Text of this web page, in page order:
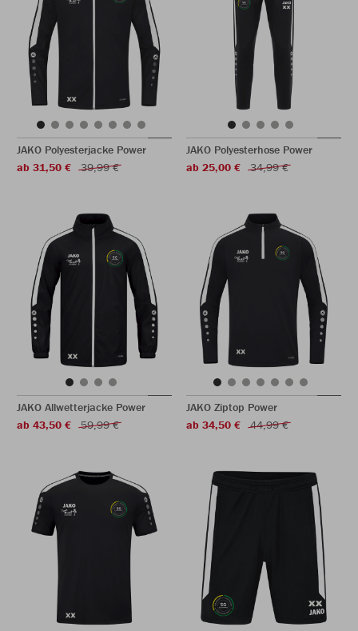
JAKO Polyesterjacke Power
ab 31,50 €
39,99 €
JAKO Polyesterhose Power
ab 25,00 €
34,99 €
JAKO Allwetterjacke Power
ab 43,50 €
59,99 €
JAKO Ziptop Power
ab 34,50 €
44,99 €